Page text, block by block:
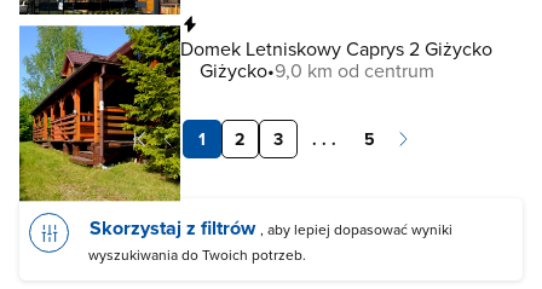
Domek Letniskowy Caprys 2 Giżycko
Giżycko 9,0 km od centrum
1 2 3 . . . 5
Skorzystaj z filtrów , aby lepiej dopasować wyniki
wyszukiwania do Twoich potrzeb.